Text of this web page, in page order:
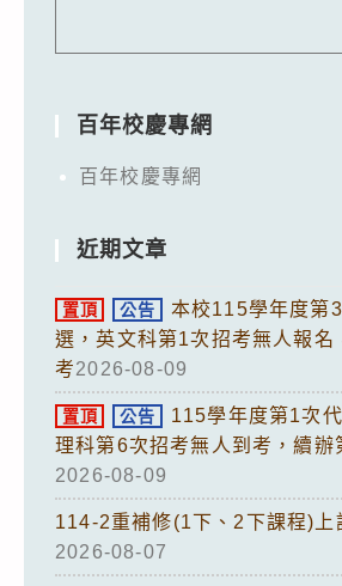
百年校慶專網
百年校慶專網
近期文章
置頂 公告
本校115學年度第
選，英文科第1次招考無人報名
考2026-08-09
置頂 公告
115學年度第1次
理科第6次招考無人到考，續辦
2026-08-09
114-2重補修(1下、2下課程)上
2026-08-07